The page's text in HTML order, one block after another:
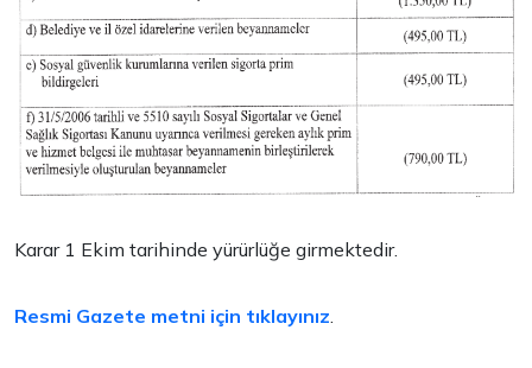
Karar 1 Ekim tarihinde yürürlüğe girmektedir.
Resmi Gazete metni için tıklayınız